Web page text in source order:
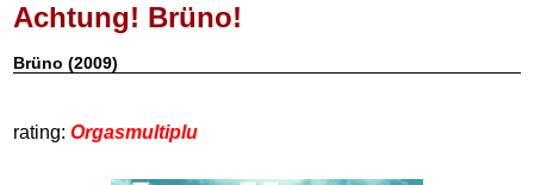
Achtung! Brüno!
Brüno (2009)
rating: Orgasmultiplu